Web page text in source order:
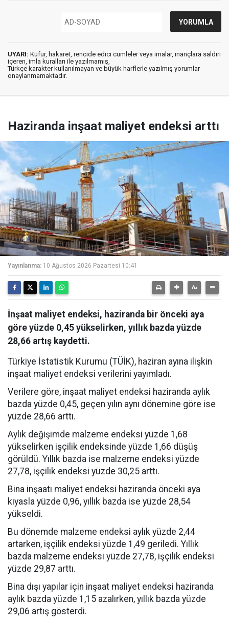
UYARI: Küfür, hakaret, rencide edici cümleler veya imalar, inançlara saldırı
içeren, imla kuralları ile yazılmamış,
Türkçe karakter kullanılmayan ve büyük harflerle yazılmış yorumlar
onaylanmamaktadır.
Haziranda inşaat maliyet endeksi arttı
Yayınlanma: 10 Ağustos 2026 Pazartesi 10:41
İnşaat maliyet endeksi, haziranda bir önceki aya
göre yüzde 0,45 yükselirken, yıllık bazda yüzde
28,66 artış kaydetti.
Türkiye İstatistik Kurumu (TÜİK), haziran ayına ilişkin
inşaat maliyet endeksi verilerini yayımladı.
Verilere göre, inşaat maliyet endeksi haziranda aylık
bazda yüzde 0,45, geçen yılın aynı dönemine göre ise
yüzde 28,66 arttı.
Aylık değişimde malzeme endeksi yüzde 1,68
yükselirken işçilik endeksinde yüzde 1,66 düşüş
görüldü. Yıllık bazda ise malzeme endeksi yüzde
27,78, işçilik endeksi yüzde 30,25 arttı.
Bina inşaatı maliyet endeksi haziranda önceki aya
kıyasla yüzde 0,96, yıllık bazda ise yüzde 28,54
yükseldi.
Bu dönemde malzeme endeksi aylık yüzde 2,44
artarken, işçilik endeksi yüzde 1,49 geriledi. Yıllık
bazda malzeme endeksi yüzde 27,78, işçilik endeksi
yüzde 29,87 arttı.
Bina dışı yapılar için inşaat maliyet endeksi haziranda
aylık bazda yüzde 1,15 azalırken, yıllık bazda yüzde
29,06 artış gösterdi.